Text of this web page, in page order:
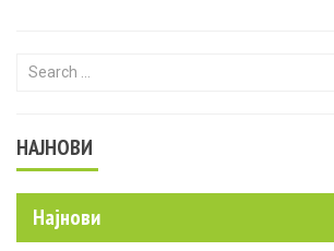
Search for:
НАЈНОВИ
Најнови